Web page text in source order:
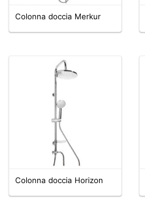
Colonna doccia Merkur
Colonna doccia Horizon